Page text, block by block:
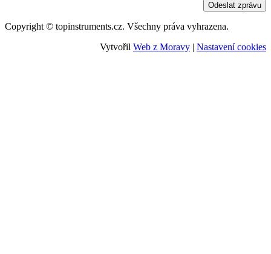
Odeslat zprávu
Copyright © topinstruments.cz. Všechny práva vyhrazena.
Vytvořil Web z Moravy | Nastavení cookies